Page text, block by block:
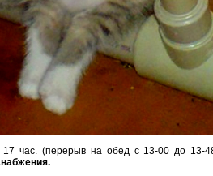
17 час. (перерыв на обед с 13-00 до 13-